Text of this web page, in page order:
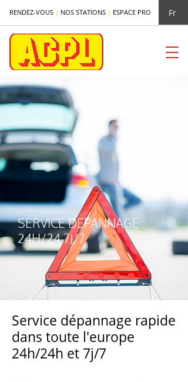
RENDEZ-VOUS | NOS STATIONS | ESPACE PRO Fr
SERVICE DEPANNAGE
24H/24 7J/7
Service dépannage rapide
dans toute l'europe
24h/24h et 7j/7